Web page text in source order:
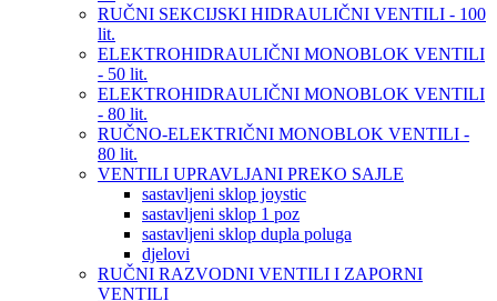
RUČNI SEKCIJSKI HIDRAULIČNI VENTILI - 100
lit.
ELEKTROHIDRAULIČNI MONOBLOK VENTILI
- 50 lit.
ELEKTROHIDRAULIČNI MONOBLOK VENTILI
- 80 lit.
RUČNO-ELEKTRIČNI MONOBLOK VENTILI -
80 lit.
VENTILI UPRAVLJANI PREKO SAJLE
sastavljeni sklop joystic
sastavljeni sklop 1 poz
sastavljeni sklop dupla poluga
djelovi
RUČNI RAZVODNI VENTILI I ZAPORNI
VENTILI